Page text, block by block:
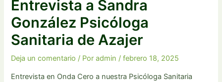
Entrevista a Sandra
González Psicóloga
Sanitaria de Azajer
Deja un comentario / Poradmin /febrero 18, 2025
Entrevista en Onda Cero a nuestra Psicóloga Sanitaria